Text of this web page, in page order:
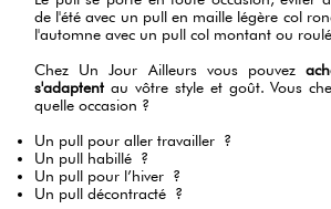
de l'été avec un pull en maille légère col
l'automne avec un pull col montant ou
Chez Un Jour Ailleurs vous pouvez
s'adaptent au vôtre style et goût. Vous
quelle occasion ?
Un pull pour aller travailler ?
Un pull habillé ?
Un pull pour l’hiver ?
Un pull décontracté ?